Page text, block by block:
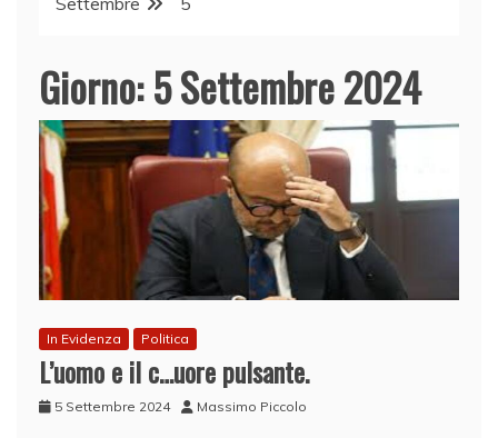
Giorno:5 Settembre 2024
In Evidenza Politica
L’uomo e il c…uore pulsante.
5 Settembre 2024 Massimo Piccolo